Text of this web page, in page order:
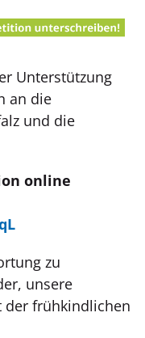
Unterstützung
an die
und die
online
zu
unsere
der frühkindlichen